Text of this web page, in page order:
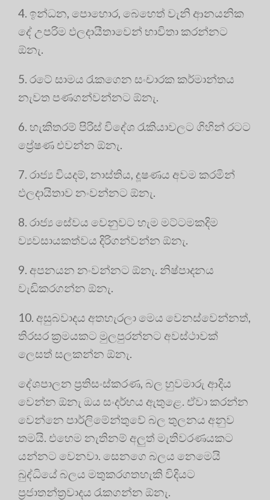
4. ඉන්ධන, පොහොර, බෙහෙත් වැනි ආනයනික
දේ උපරිම ඵලදායීතාවෙන් භාවිතා කරන්නට
ඕනැ.
5. රටේ සාමය රැකගෙන සංචාරක කර්මාන්තය
නැවත පණගන්වන්නට ඕනැ.
6. හැකිතරම් පිරිස් විදේශ රැකියාවලට ගිහින් රටට
ප්‍රේෂණ එවන්න ඕනැ.
7. රාජ්‍ය වියදම්, නාස්තිය, දූෂණය අවම කරමින්
ඵලදායිතාව නංවන්නට ඕනැ.
8. රාජ්‍ය සේවය වෙනුවට හැම මට්ටමකදිම
ව්‍යවසායකත්වය දිරිගන්වන්න ඕනැ.
9. අපනයන නංවන්නට ඕනැ. නිෂ්පාදනය
වැඩිකරගන්න ඕනැ.
10. අසුබවාදය අතහැරලා මෙය වෙනස්වෙන්නත්,
තිරසර ක්‍රමයකට මුලපුරන්නට අවස්ථාවක්
ලෙසත් සලකන්න ඕනැ.
දේශපාලන ප්‍රතිසංස්කරණ, බල හුවමාරු ආදිය
වෙන්න ඕනැ ඔය සංදර්භය ඇතුළෙ. ඒවා කරන්න
වෙන්නෙ පාර්ලිමේන්තුවේ බල තුලනය අනුව
තමයි. එහෙම නැතිනම් අලුත් මැතිවරණයකට
යන්නට වෙනවා. සෙනගෙ බලය නෙමෙයි
බුද්ධියේ බලය මතුකරගතහැකි විදියට
ප්‍රජාතන්ත්‍රවාදය රැකගන්න ඕනැ.